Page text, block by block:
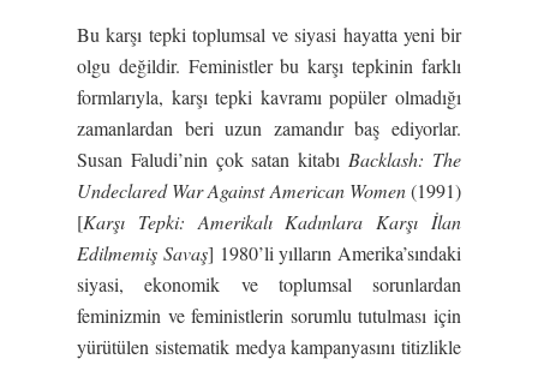
Bu karşı tepki toplumsal ve siyasi hayatta yeni bir
olgu değildir. Feministler bu karşı tepkinin farklı
formlarıyla, karşı tepki kavramı popüler olmadığı
zamanlardan beri uzun zamandır baş ediyorlar.
Susan Faludi’nin çok satan kitabı Backlash: The
Undeclared War Against American Women(1991)
[Karşı Tepki: Amerikalı Kadınlara Karşı İlan
Edilmemiş Savaş] 1980’li yılların Amerika’sındaki
siyasi, ekonomik ve toplumsal sorunlardan
feminizmin ve feministlerin sorumlu tutulması için
yürütülen sistematik medya kampanyasını titizlikle